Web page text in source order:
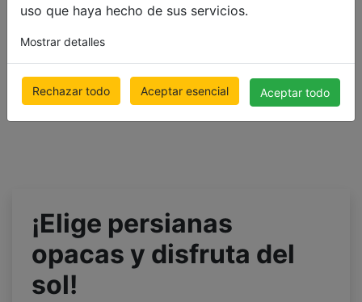
uso que haya hecho de sus servicios.
Mostrar detalles
Rechazar todo Aceptar esencial Aceptar todo
¡Elige persianas
opacas y disfruta del
sol!